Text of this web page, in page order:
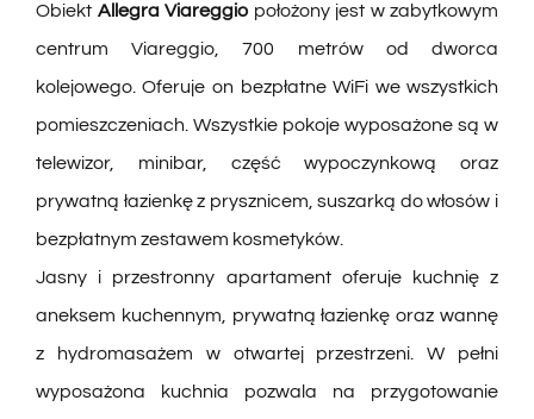
Obiekt Allegra Viareggiopołożony jest w zabytkowym
centrum Viareggio, 700 metrów od dworca
kolejowego. Oferuje on bezpłatne WiFi we wszystkich
pomieszczeniach. Wszystkie pokoje wyposażone są w
telewizor, minibar, część wypoczynkową oraz
prywatną łazienkę z prysznicem, suszarką do włosów i
bezpłatnym zestawem kosmetyków.
Jasny i przestronny apartament oferuje kuchnię z
aneksem kuchennym, prywatną łazienkę oraz wannę
z hydromasażem w otwartej przestrzeni. W pełni
wyposażona kuchnia pozwala na przygotowanie